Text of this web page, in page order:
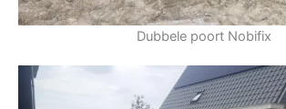
Dubbele poort Nobifix